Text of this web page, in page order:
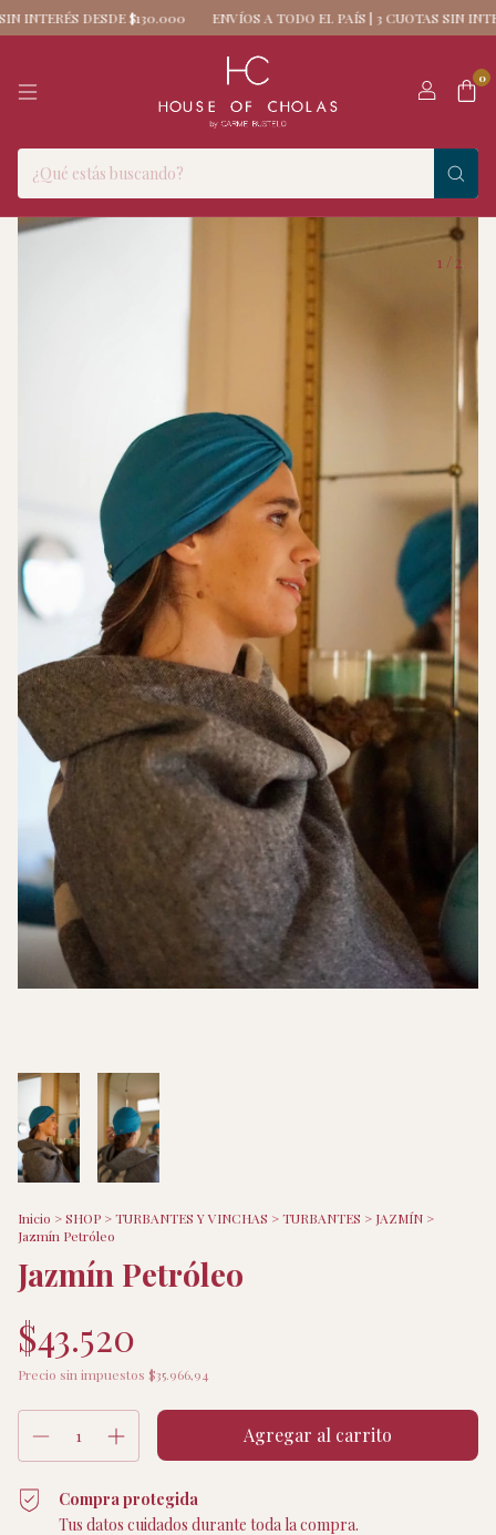
DESDE $130.000 ENVÍOS A TODO EL PAÍS | 3 CUOTAS SIN INTERÉS
0
1 /2
Inicio >SHOP >TURBANTES Y VINCHAS >TURBANTES > JAZMÍN >
Jazmín Petróleo
Jazmín Petróleo
$43.520
Precio sin impuestos $35.966,94
Compra protegida
Tus datos cuidados durante toda la compra.